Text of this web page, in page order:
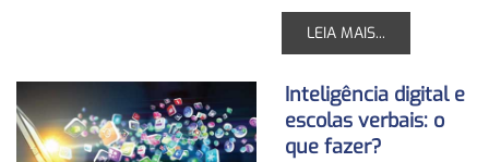
LEIA MAIS...
Inteligência digital e
escolas verbais: o
que fazer?